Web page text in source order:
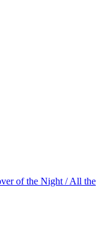
of the Night / All the